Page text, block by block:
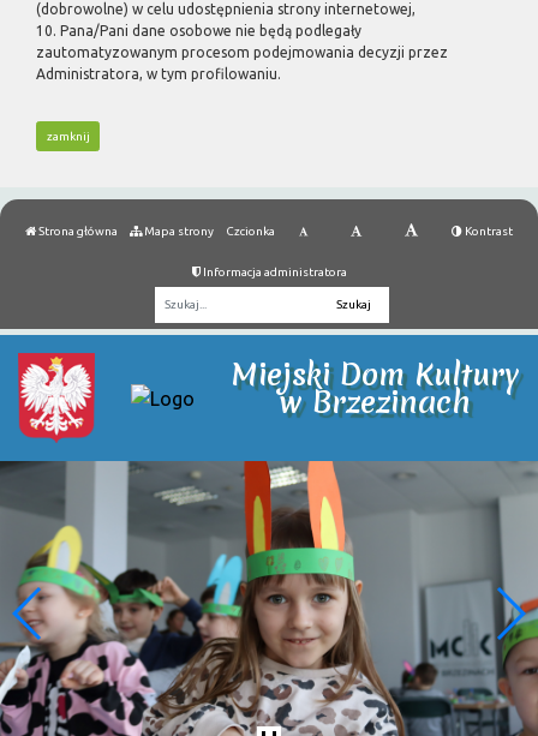
(dobrowolne) w celu udostępnienia strony internetowej,
10. Pana/Pani dane osobowe nie będą podlegały
zautomatyzowanym procesom podejmowania decyzji przez
Administratora, w tym profilowaniu.
zamknij
Strona główna Mapa strony Czcionka Kontrast
Informacja administratora
Miejski Dom Kultury
w Brzezinach